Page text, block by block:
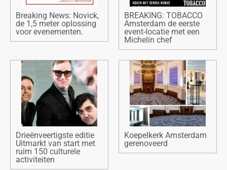
Breaking News: Novick,
de 1,5 meter oplossing
voor evenementen.
BREAKING: TOBACCO
Amsterdam de eerste
event-locatie met een
Michelin chef
Drieënveertigste editie
Uitmarkt van start met
ruim 150 culturele
activiteiten
Koepelkerk Amsterdam
gerenoveerd